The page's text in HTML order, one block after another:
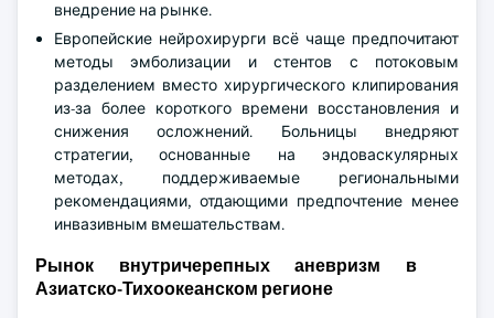
внедрение на рынке.
Европейские нейрохирурги всё чаще предпочитают
методы эмболизации и стентов с потоковым
разделением вместо хирургического клипирования
из-за более короткого времени восстановления и
снижения осложнений. Больницы внедряют
стратегии, основанные на эндоваскулярных
методах, поддерживаемые региональными
рекомендациями, отдающими предпочтение менее
инвазивным вмешательствам.
Рынок внутричерепных аневризм в
Азиатско-Тихоокеанском регионе